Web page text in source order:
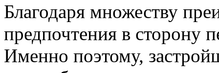
Благодаря множеству
предпочтения в сторону
Именно поэтому,